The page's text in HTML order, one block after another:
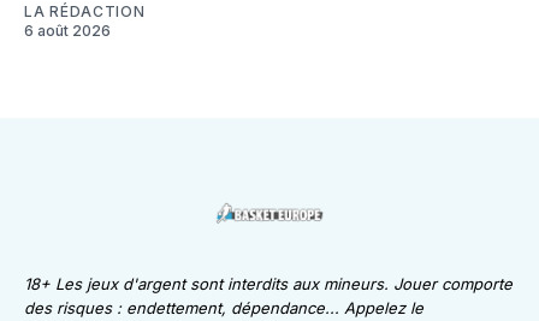
LA RÉDACTION
6 août 2026
18+ Les jeux d'argent sont interdits aux mineurs. Jouer comporte
des risques : endettement, dépendance... Appelez le